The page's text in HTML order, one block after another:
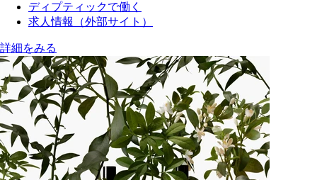
ディプティックで働く
求人情報（外部サイト）
詳細をみる